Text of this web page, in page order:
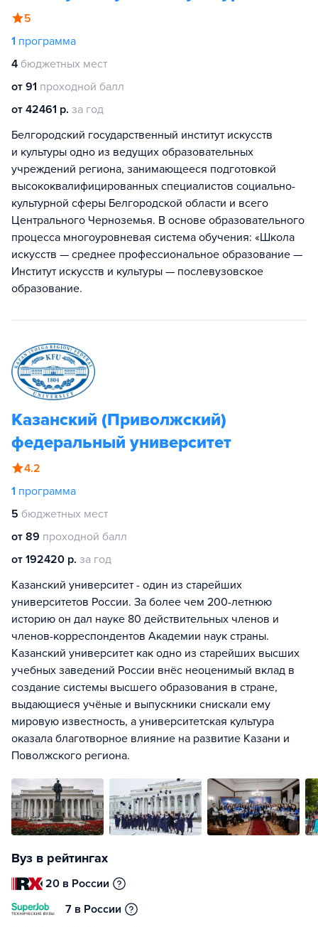
5
1 программа
4 бюджетных мест
от 91 проходной балл
от 42461 р. за год
Белгородский государственный институт искусств
и культуры одно из ведущих образовательных
учреждений региона, занимающееся подготовкой
высококвалифицированных специалистов социально-
культурной сферы Белгородской области и всего
Центрального Черноземья. В основе образовательного
процесса многоуровневая система обучения: «Школа
искусств — среднее профессиональное образование —
Институт искусств и культуры — послевузовское
образование.
Казанский (Приволжский)
федеральный университет
4.2
1 программа
5 бюджетных мест
от 89 проходной балл
от 192420 р. за год
Казанский университет - один из старейших
университетов России. За более чем 200-летнюю
историю он дал науке 80 действительных членов и
членов-корреспондентов Академии наук страны.
Казанский университет как одно из старейших высших
учебных заведений России внёс неоценимый вклад в
создание системы высшего образования в стране,
выдающиеся учёные и выпускники снискали ему
мировую известность, а университетская культура
оказала благотворное влияние на развитие Казани и
Поволжского региона.
Вуз в рейтингах
20 в России
7 в России